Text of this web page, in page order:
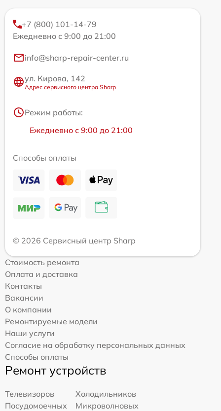
+7 (800) 101-14-79
Ежедневно с 9:00 до 21:00
info@sharp-repair-center.ru
ул. Кирова, 142
Адрес сервисного центра Sharp
Режим работы:
Ежедневно с 9:00 до 21:00
Способы оплаты
© 2026 Сервисный центр Sharp
Стоимость ремонта
Оплата и доставка
Контакты
Вакансии
О компании
Ремонтируемые модели
Наши услуги
Согласие на обработку персональных данных
Способы оплаты
Ремонт устройств
Телевизоров
Холодильников
Посудомоечных
Микроволновых